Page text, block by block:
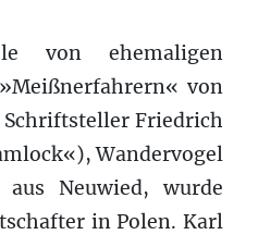
von ehemaligen
von
Schriftsteller Friedrich
Wandervogel
Neuwied, wurde
in Polen. Karl